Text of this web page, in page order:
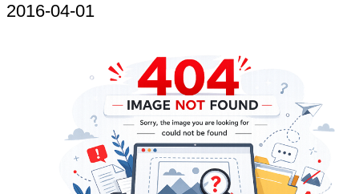
2016-04-01